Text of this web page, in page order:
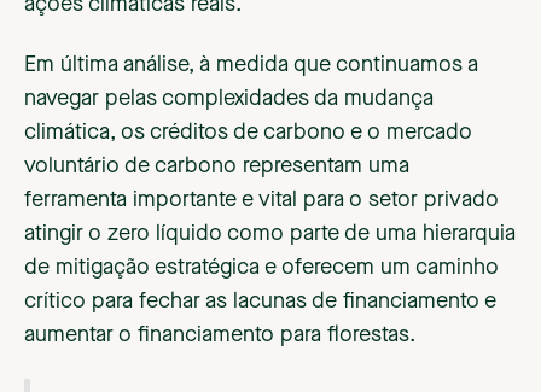
ações climáticas reais.
Em última análise, à medida que continuamos a
navegar pelas complexidades da mudança
climática, os créditos de carbono e o mercado
voluntário de carbono representam uma
ferramenta importante e vital para o setor privado
atingir o zero líquido como parte de uma hierarquia
de mitigação estratégica e oferecem um caminho
crítico para fechar as lacunas de financiamento e
aumentar o financiamento para florestas.